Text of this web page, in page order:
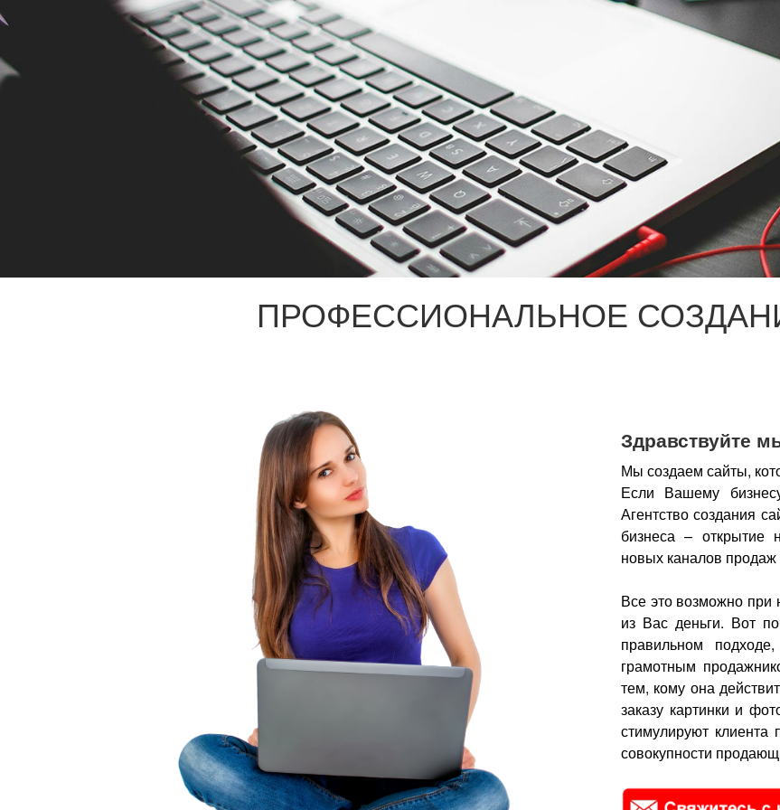
ПРОФЕССИОНАЛЬНОЕ
Здравствуйте
Мы создаем сайты,
Если Вашему
Агентство создания
бизнеса – открытие
новых каналов продаж
Все это возможно при
из Вас деньги. Вот
правильном
грамотным
тем, кому она
заказу картинки и
стимулируют
совокупности